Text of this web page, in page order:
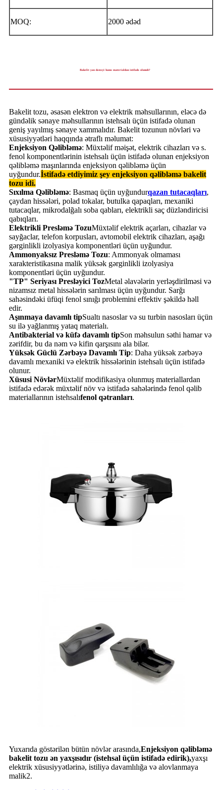
MOQ: 2000 ədəd
Bakelit yan dəstəyi hansı materialdan istifadə olunub?
Bakelit tozu, əsasən elektron və elektrik məhsullarının, eləcə də
gündəlik sənaye məhsullarının istehsalı üçün istifadə olunan
geniş yayılmış sənaye xammalıdır. Bakelit tozunun növləri və
xüsusiyyətləri haqqında ətraflı məlumat:
Enjeksiyon Qəlibləmə: Müxtəlif məişət, elektrik cihazları və s.
fenol komponentlərinin istehsalı üçün istifadə olunan enjeksiyon
qəlibləmə maşınlarında enjeksiyon qəlibləmə üçün
uyğundur.İstifadə etdiyimiz şey enjeksiyon qəlibləmə bakelit
tozu idi.
Sıxılma Qəlibləmə: Basmaq üçün uyğundurqazan tutacaqları,
çaydan hissələri, polad tokalar, butulka qapaqları, mexaniki
tutacaqlar, mikrodalğalı soba qabları, elektrikli saç düzləndiricisi
qabıqları.
Elektrikli Presləmə TozuMüxtəlif elektrik açarları, cihazlar və
sayğaclar, telefon korpusları, avtomobil elektrik cihazları, aşağı
gərginlikli izolyasiya komponentləri üçün uyğundur.
Ammonyaksız Presləmə Tozu: Ammonyak olmaması
xarakteristikasına malik yüksək gərginlikli izolyasiya
komponentləri üçün uyğundur.
"TP" Seriyası Presləyici TozMetal əlavələrin yerləşdirilməsi və
nizamsız metal hissələrin sarılması üçün uyğundur. Sarğı
sahəsindəki üfüqi fenol sınığı problemini effektiv şəkildə həll
edir.
Aşınmaya davamlı tipSualtı nasoslar və su turbin nasosları üçün
su ilə yağlanmış yataq materialı.
Antibakterial və küfə davamlı tipSon məhsulun səthi hamar və
zərifdir, bu da nəm və kifin qarşısını ala bilər.
Yüksək Güclü Zərbəyə Davamlı Tip: Daha yüksək zərbəyə
davamlı mexaniki və elektrik hissələrinin istehsalı üçün istifadə
olunur.
Xüsusi NövlərMüxtəlif modifikasiya olunmuş materiallardan
istifadə edərək müxtəlif növ və istifadə sahələrində fenol qəlib
materiallarının istehsalıfenol qətranları.
Yuxarıda göstərilən bütün növlər arasında,Enjeksiyon qəlibləmə
bakelit tozu ən yaxşısıdır (istehsal üçün istifadə edirik),yaxşı
elektrik xüsusiyyətlərinə, istiliyə davamlılığa və alovlanmaya
malik2.